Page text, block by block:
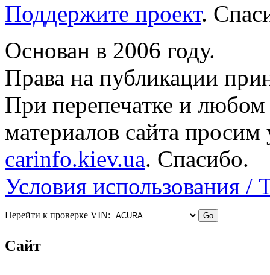
Поддержите проект.
Основан в 2006 году.
Права на публикации
При перепечатке и
материалов сайта просим
carinfo.kiev.ua. Спасибо.
Условия использования /
Перейти к проверке VIN:
Сайт